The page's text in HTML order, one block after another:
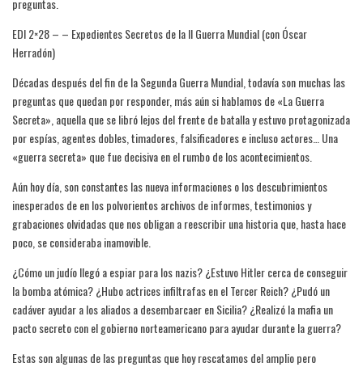
preguntas.
EDI 2×28 – – Expedientes Secretos de la II Guerra Mundial (con Óscar
Herradón)
Décadas después del fin de la Segunda Guerra Mundial, todavía son muchas las
preguntas que quedan por responder, más aún si hablamos de «La Guerra
Secreta», aquella que se libró lejos del frente de batalla y estuvo protagonizada
por espías, agentes dobles, timadores, falsificadores e incluso actores… Una
«guerra secreta» que fue decisiva en el rumbo de los acontecimientos.
Aún hoy día, son constantes las nueva informaciones o los descubrimientos
inesperados de en los polvorientos archivos de informes, testimonios y
grabaciones olvidadas que nos obligan a reescribir una historia que, hasta hace
poco, se consideraba inamovible.
¿Cómo un judío llegó a espiar para los nazis? ¿Estuvo Hitler cerca de conseguir
la bomba atómica? ¿Hubo actrices infiltrafas en el Tercer Reich? ¿Pudó un
cadáver ayudar a los aliados a desembarcaer en Sicilia? ¿Realizó la mafia un
pacto secreto con el gobierno norteamericano para ayudar durante la guerra?
Estas son algunas de las preguntas que hoy rescatamos del amplio pero